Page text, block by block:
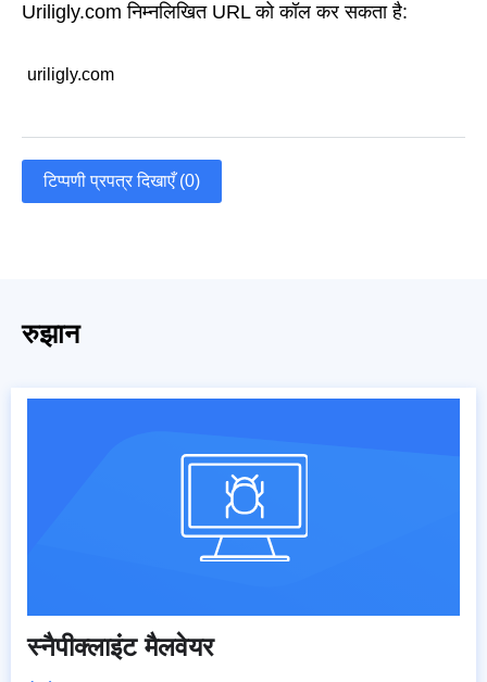
Uriligly.com निम्नलिखित URL को कॉल कर सकता है:
uriligly.com
टिप्पणी प्रपत्र दिखाएँ (0)
रुझान
स्नैपीक्लाइंट मैलवेयर